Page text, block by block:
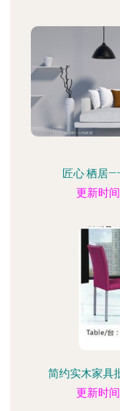
匠心·栖居
更新时
简约实木家具
更新时